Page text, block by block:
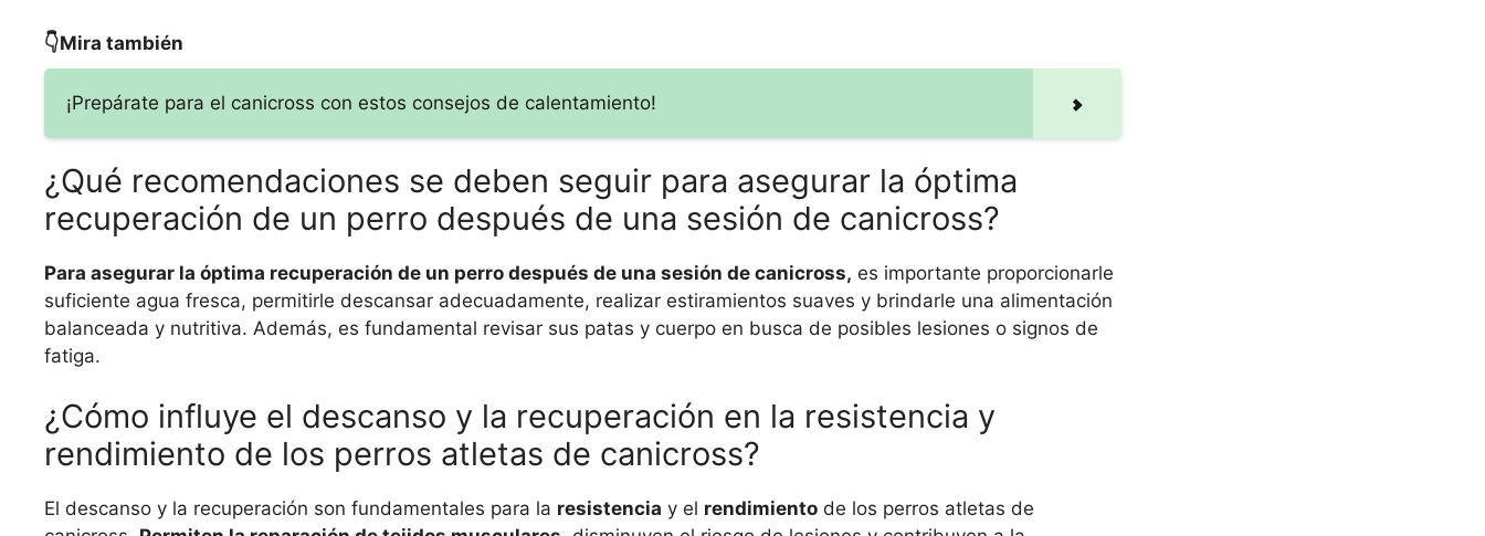
👇Mira también
¡Prepárate para el canicross con estos consejos de calentamiento!
¿Qué recomendaciones se deben seguir para asegurar la óptima
recuperación de un perro después de una sesión de canicross?
Para asegurar la óptima recuperación de un perro después de una sesión de canicross, es importante proporcionarle
suficiente agua fresca, permitirle descansar adecuadamente, realizar estiramientos suaves y brindarle una alimentación
balanceada y nutritiva. Además, es fundamental revisar sus patas y cuerpo en busca de posibles lesiones o signos de
fatiga.
¿Cómo influye el descanso y la recuperación en la resistencia y
rendimiento de los perros atletas de canicross?
El descanso y la recuperación son fundamentales para la resistencia y el rendimiento de los perros atletas de